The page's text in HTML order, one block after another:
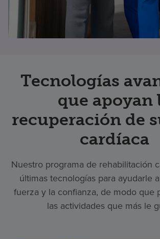
Tecnologías
que apoyan
recuperación de
cardíaca
Nuestro programa de rehabilitación
últimas tecnologías para ayudarle
fuerza y la confianza, de modo que
las actividades que más le